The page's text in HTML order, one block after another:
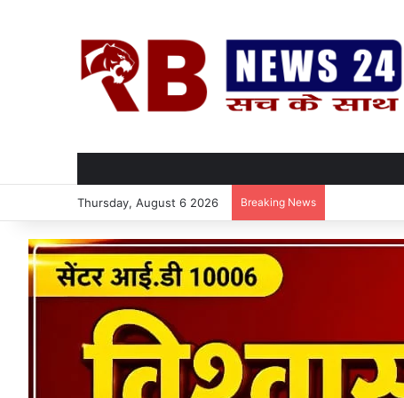
Thursday, August 6 2026 Breaking News